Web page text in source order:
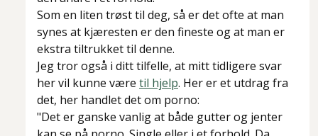
Som en liten trøst til deg, så er det ofte at man
synes at kjæresten er den fineste og at man er
ekstra tiltrukket til denne.
Jeg tror også i ditt tilfelle, at mitt tidligere svar
her vil kunne være til hjelp. Her er et utdrag fra
det, her handlet det om porno:
"Det er ganske vanlig at både gutter og jenter